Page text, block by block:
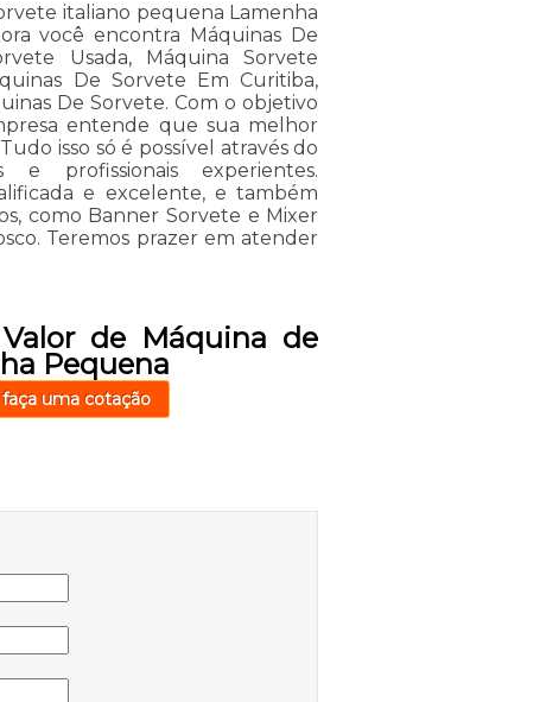
italiano pequena Lamenha
você encontra Máquinas De
Usada, Máquina Sorvete
De Sorvete Em Curitiba,
De Sorvete. Com o objetivo
entende que sua melhor
isso só é possível através do
e profissionais experientes.
e excelente, e também
como Banner Sorvete e Mixer
Teremos prazer em atender
de Máquina de
Pequena
faça uma cotação